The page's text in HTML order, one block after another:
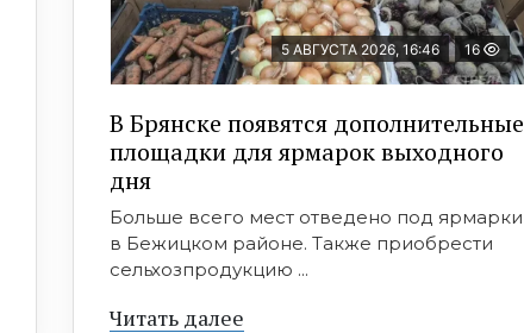
5 АВГУСТА 2026, 16:46 16
В Брянске появятся дополнительные
площадки для ярмарок выходного
дня
Больше всего мест отведено под ярмарки
в Бежицком районе. Также приобрести
сельхозпродукцию ...
Читать далее